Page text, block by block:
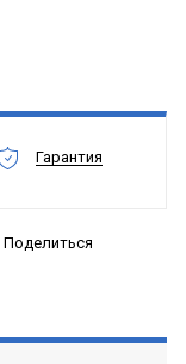
Гарантия
Поделиться